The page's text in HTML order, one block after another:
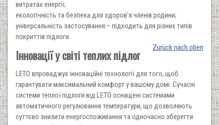
витратах енергії;
екологічність та безпека для здоров’я членів родини;
універсальність застосування – підходить для різних типів
покриттів підлоги.
Zurück nach oben
Інновації у світі теплих підлог
LETO впроваджує інноваційні технології для того, щоб
гарантувати максимальний комфорт у вашому домі. Сучасні
системи теплої підлоги від LETO оснащені системами
автоматичного регулювання температури, що дозволяють
суттєво знизити енергоспоживання та одночасно зберегти